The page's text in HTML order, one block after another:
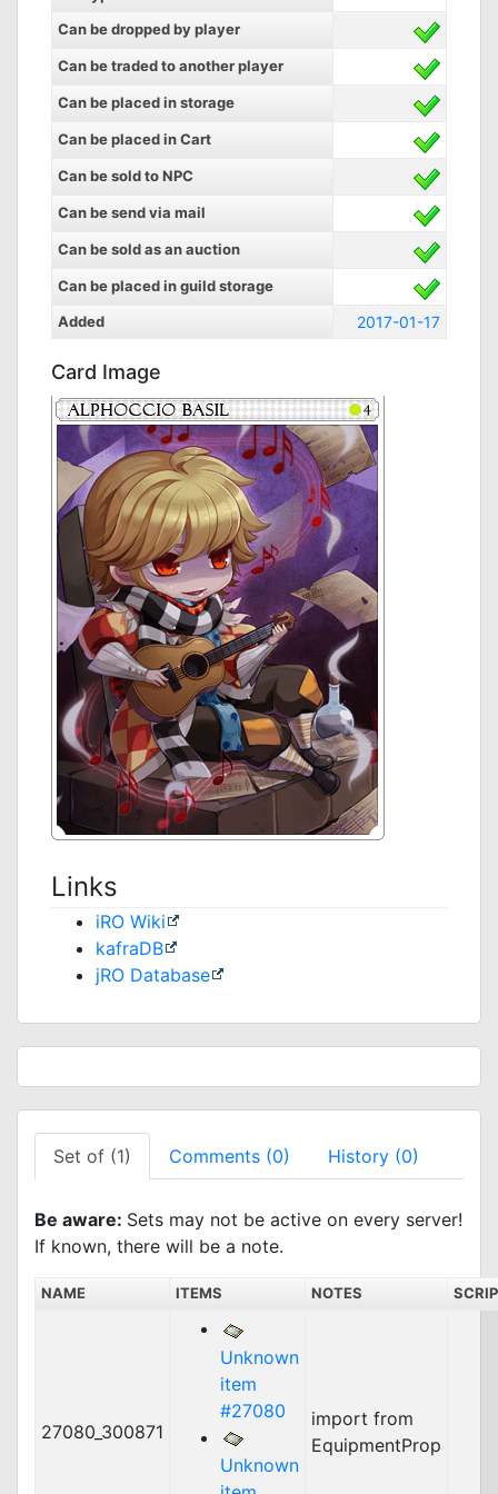
Can be dropped by player
Can be traded to another player
Can be placed in storage
Can be placed in Cart
Can be sold to NPC
Can be send via mail
Can be sold as an auction
Can be placed in guild storage
Added
2017-01-17
Card Image
Links
iRO Wiki
kafraDB
jRO Database
Set of (1) Comments (0) History (0)
Be aware: Sets may not be active on every server!
If known, there will be a note.
NAME ITEMS NOTES
27080_300871
Unknown
item
#27080
Unknown
import from
EquipmentProp